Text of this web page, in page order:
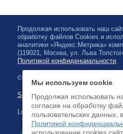
Продолжая использовать наш
обработку файлов Cookies и
аналитики «Яндекс.Метрика»
(119021, Москва, ул. Льва
Политикой конфиденциальности.
© 2026, Karjalan valtionfilharmonia
Sivuston kartta
Luottokortilla maksaminen on
Мы используем cookie
Продолжая использовать
согласие на обработку
пользовательских данных,
Политикой